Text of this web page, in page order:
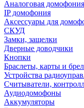
Аналоговая домофония
IP домофония
Аксессуары для
СКУД
Замки, защелки
Дверные доводчики
Кнопки
Браслеты, карты и
Устройства
Считыватели,
Аудиодомофоны
Аккумуляторы